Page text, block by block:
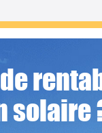
solaire